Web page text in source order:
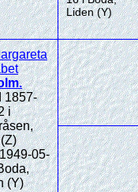
Liden (Y)
.
1857-
i
05-
(Y)